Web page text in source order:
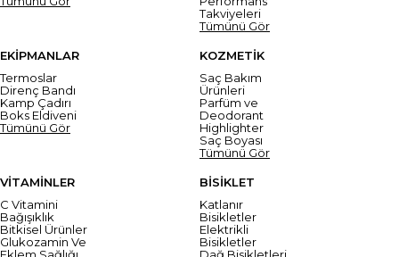
Takviyeleri
Tümünü Gör
EKİPMANLAR
Termoslar
Direnç Bandı
Kamp Çadırı
Boks Eldiveni
Tümünü Gör
KOZMETİK
Saç Bakım
Ürünleri
Parfüm ve
Deodorant
Highlighter
Saç Boyası
Tümünü Gör
VİTAMİNLER
C Vitamini
Bağışıklık
Bitkisel Ürünler
Glukozamin Ve
BİSİKLET
Katlanır
Bisikletler
Elektrikli
Bisikletler